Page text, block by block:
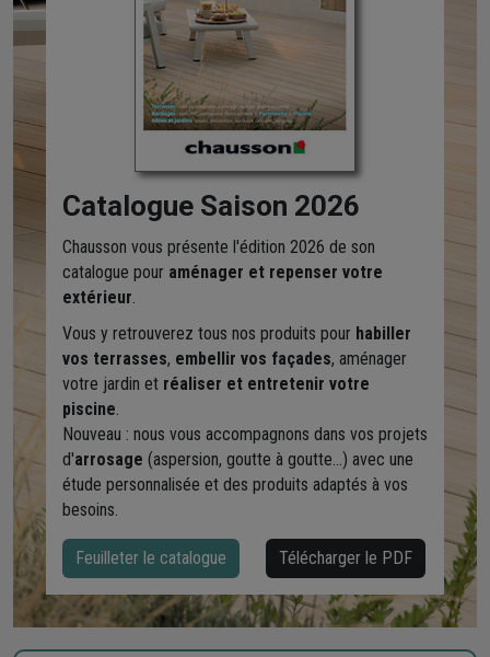
Catalogue Saison 2026
Chausson vous présente l'édition 2026 de son
catalogue pour aménager et repenser votre
extérieur.
Vous y retrouverez tous nos produits pour habiller
vos terrasses, embellir vos façades, aménager
votre jardin et réaliser et entretenir votre
piscine.
Nouveau : nous vous accompagnons dans vos projets
d'arrosage (aspersion, goutte à goutte...) avec une
étude personnalisée et des produits adaptés à vos
besoins.
Feuilleter le catalogue Télécharger le PDF